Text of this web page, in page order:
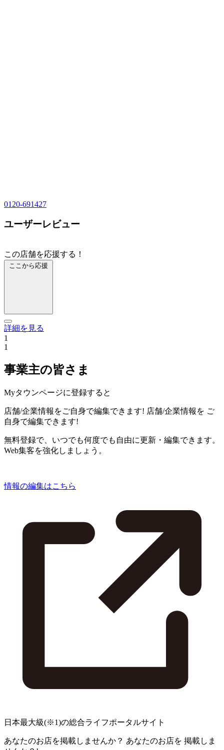
0120-691427
ユーザーレビュー
この店舗を応援する！
ここから応援
詳細を見る
1
1
事業主の皆さま
Myタウンページに登録すると
店舗/企業情報をご自身で編集できます! 店舗/企業情報を ご
自身で編集できます!
無料登録で、いつでも何度でも自由に更新・編集できます。
Web集客を強化しましょう。
情報の編集はこちら
日本最大級(※1)の総合ライフポータルサイト
あなたのお店を掲載しませんか？ あなたのお店を 掲載しま